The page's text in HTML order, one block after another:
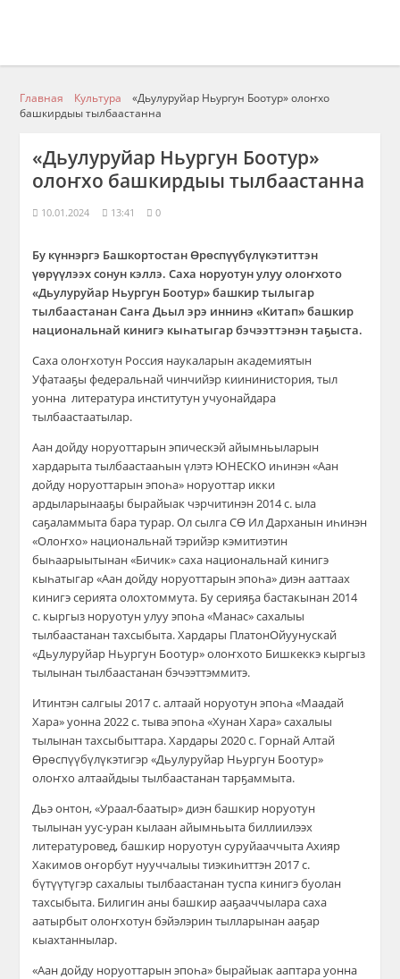
Главная Культура
«Дьулуруйар Ньургун Боотур» олоҥхо
башкирдыы тылбаастанна
«Дьулуруйар Ньургун Боотур»
олоҥхо башкирдыы тылбаастанна
10.01.2024 13:41 0
Бу күннэргэ Башкортостан Өрөспүүбүлүкэтиттэн
үөрүүлээх сонун кэллэ. Саха норуотун улуу олоҥхото
«Дьулуруйар Ньургун Боотур» башкир тылыгар
тылбаастанан Саҥа Дьыл эрэ иннинэ «Китап» башкир
национальнай кинигэ кыһатыгар бэчээттэнэн таҕыста.
Саха олоҥхотун Россия наукаларын академиятын
Уфатааҕы федеральнай чинчийэр киининистория, тыл
уонна литература институтун учуонайдара
тылбаастаатылар.
Аан дойду норуоттарын эпическэй айымньыларын
хардарыта тылбаастааһын үлэтэ ЮНЕСКО иһинэн «Аан
дойду норуоттарын эпоһа» норуоттар икки
ардыларынааҕы бырайыак чэрчитинэн 2014 с. ыла
саҕаламмыта бара турар. Ол сылга СӨ Ил Дарханын иһинэн
«Олоҥхо» национальнай тэрийэр кэмитиэтин
быһаарыытынан «Бичик» саха национальнай кинигэ
кыһатыгар «Аан дойду норуоттарын эпоһа» диэн ааттаах
кинигэ серията олохтоммута. Бу серияҕа бастакынан 2014
с. кыргыз норуотун улуу эпоһа «Манас» сахалыы
тылбаастанан тахсыбыта. Хардары ПлатонОйуунускай
«Дьулуруйар Ньургун Боотур» олоҥхото Бишкеккэ кыргыз
тылынан тылбаастанан бэчээттэммитэ.
Итинтэн салгыы 2017 с. алтаай норуотун эпоһа «Маадай
Хара» уонна 2022 с. тыва эпоһа «Хунан Хара» сахалыы
тылынан тахсыбыттара. Хардары 2020 с. Горнай Алтай
Өрөспүүбүлүкэтигэр «Дьулуруйар Ньургун Боотур»
олоҥхо алтаайдыы тылбаастанан тарҕаммыта.
Дьэ онтон, «Ураал-баатыр» диэн башкир норуотун
тылынан уус-уран кылаан айымньыта биллиилээх
литературовед, башкир норуотун суруйааччыта Ахияр
Хакимов оҥорбут нууччалыы тиэкиһиттэн 2017 с.
бүтүүтүгэр сахалыы тылбаастанан туспа кинигэ буолан
тахсыбыта. Билигин аны башкир ааҕааччылара саха
аатырбыт олоҥхотун бэйэлэрин тылларынан ааҕар
кыахтаннылар.
«Аан дойду норуоттарын эпоһа» бырайыак ааптара уонна